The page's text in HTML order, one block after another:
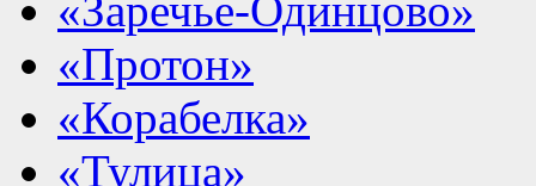
«Протон»
«Корабелка»
«Тулица»